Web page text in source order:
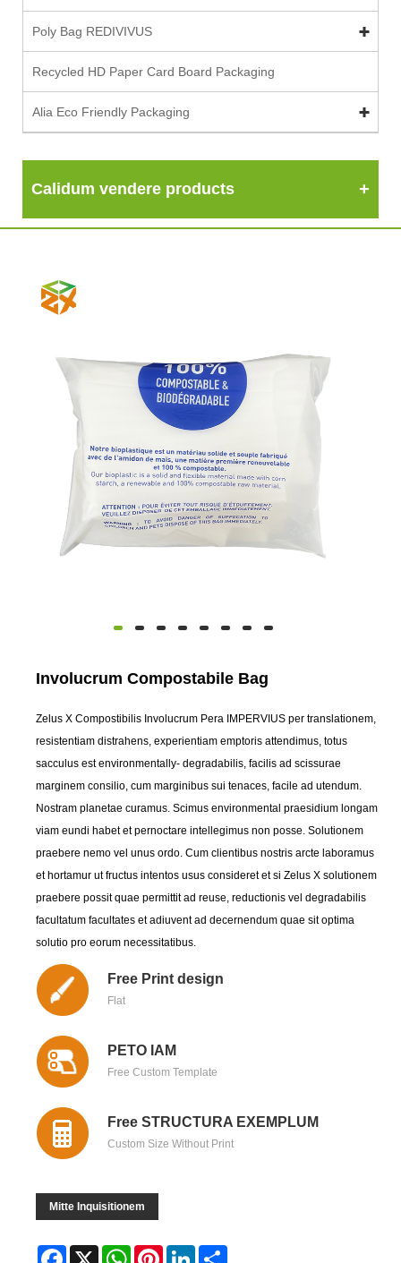
Poly Bag REDIVIVUS
Recycled HD Paper Card Board Packaging
Alia Eco Friendly Packaging
Calidum vendere products
Involucrum Compostabile Bag
Zelus X Compostibilis Involucrum Pera IMPERVIUS per translationem,
resistentiam distrahens, experientiam emptoris attendimus, totus
sacculus est environmentally- degradabilis, facilis ad scissurae
marginem consilio, cum marginibus sui tenaces, facile ad utendum.
Nostram planetae curamus. Scimus environmental praesidium longam
viam eundi habet et pernoctare intellegimus non posse. Solutionem
praebere nemo vel unus ordo. Cum clientibus nostris arcte laboramus
et hortamur ut fructus intentos usus consideret et si Zelus X solutionem
praebere possit quae permittit ad reuse, reductionis vel degradabilis
facultatum facultates et adiuvent ad decernendum quae sit optima
solutio pro eorum necessitatibus.
Free Print design
Flat
PETO IAM
Free Custom Template
Free STRUCTURA EXEMPLUM
Custom Size Without Print
Mitte Inquisitionem
Facebook
X WhatsAppPinterestLinkedIn